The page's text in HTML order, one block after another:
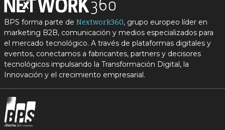
BPS forma parte de Nextwork360, grupo europeo líder en
marketing B2B, comunicación y medios especializados para
el mercado tecnológico. A través de plataformas digitales y
eventos, conectamos a fabricantes, partners y decisores
tecnológicos impulsando la Transformación Digital, la
Innovación y el crecimiento empresarial.